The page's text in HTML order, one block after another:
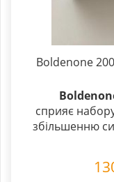
Boldenone
cприяє набору
збільшенню